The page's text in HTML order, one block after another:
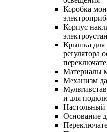
Коробка
Корпус
Крышка для
регулятора
Материалы
Механизм
и для
Настольный
Основание